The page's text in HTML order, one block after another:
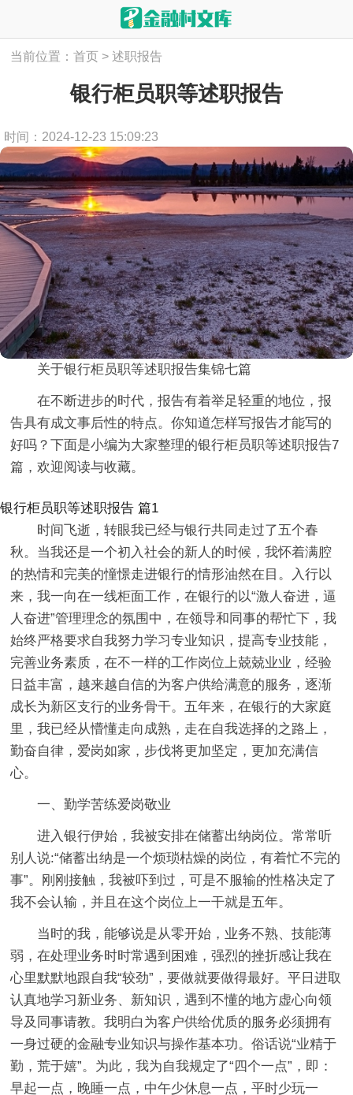
当前位置：首页 > 述职报告
银行柜员职等述职报告
时间：2024-12-23 15:09:23
关于银行柜员职等述职报告集锦七篇
在不断进步的时代，报告有着举足轻重的地位，报
告具有成文事后性的特点。你知道怎样写报告才能写的
好吗？下面是小编为大家整理的银行柜员职等述职报告7
篇，欢迎阅读与收藏。
银行柜员职等述职报告 篇1
时间飞逝，转眼我已经与银行共同走过了五个春
秋。当我还是一个初入社会的新人的时候，我怀着满腔
的热情和完美的憧憬走进银行的情形油然在目。入行以
来，我一向在一线柜面工作，在银行的以“激人奋进，逼
人奋进”管理理念的氛围中，在领导和同事的帮忙下，我
始终严格要求自我努力学习专业知识，提高专业技能，
完善业务素质，在不一样的工作岗位上兢兢业业，经验
日益丰富，越来越自信的为客户供给满意的服务，逐渐
成长为新区支行的业务骨干。五年来，在银行的大家庭
里，我已经从懵懂走向成熟，走在自我选择的之路上，
勤奋自律，爱岗如家，步伐将更加坚定，更加充满信
心。
一、勤学苦练爱岗敬业
进入银行伊始，我被安排在储蓄出纳岗位。常常听
别人说:“储蓄出纳是一个烦琐枯燥的岗位，有着忙不完的
事”。刚刚接触，我被吓到过，可是不服输的性格决定了
我不会认输，并且在这个岗位上一干就是五年。
当时的我，能够说是从零开始，业务不熟、技能薄
弱，在处理业务时时常遇到困难，强烈的挫折感让我在
心里默默地跟自我“较劲”，要做就要做得最好。平日进取
认真地学习新业务、新知识，遇到不懂的地方虚心向领
导及同事请教。我明白为客户供给优质的服务必须拥有
一身过硬的金融专业知识与操作基本功。俗话说“业精于
勤，荒于嬉”。为此，我为自我规定了“四个一点”，即：
早起一点，晚睡一点，中午少休息一点，平时少玩一